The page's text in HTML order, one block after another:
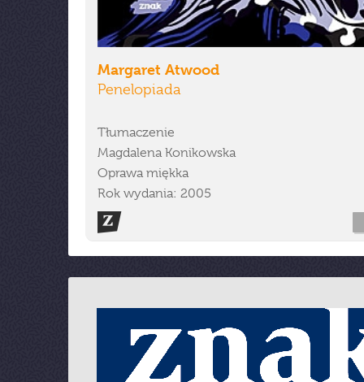
Margaret Atwood
Penelopiada
Tłumaczenie
Magdalena Konikowska
Oprawa miękka
Rok wydania: 2005